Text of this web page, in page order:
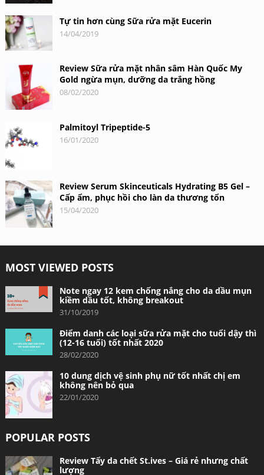
Tự tin hơn cùng Sữa rửa mặt Eucerin
14/04/2019
Review Sữa rửa mặt nhân sâm Hàn Quốc My
Gold ngừa mụn, dưỡng da trắng hồng
08/02/2020
Palmitoyl Tripeptide-5
16/01/2020
Review Serum Skinceuticals Hydrating B5 Gel –
Cấp ẩm, phục hồi cho làn da thương tổn
15/04/2020
MOST VIEWED POSTS
Note ngay 12 kem chống nắng cho da dầu mụn
kiềm dầu tốt, không breakout
31/10/2019
Điểm danh các loại sữa rửa mặt cho tuổi dậy thì
(12-16 tuổi) tốt nhất 2020
28/02/2020
10 dung dịch vệ sinh phụ nữ tốt nhất chị em
không nên bỏ qua
22/01/2020
POPULAR POSTS
Review Tẩy da chết St.ives – Giá rẻ nhưng chất
lượng